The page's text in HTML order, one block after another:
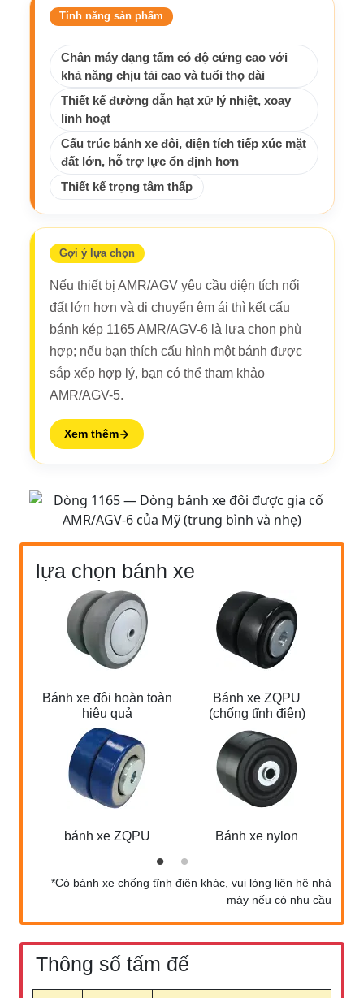
Tính năng sản phẩm
Chân máy dạng tấm có độ cứng cao với
khả năng chịu tải cao và tuổi thọ dài
Thiết kế đường dẫn hạt xử lý nhiệt, xoay
linh hoạt
Cấu trúc bánh xe đôi, diện tích tiếp xúc mặt
đất lớn, hỗ trợ lực ổn định hơn
Thiết kế trọng tâm thấp
Gợi ý lựa chọn
Nếu thiết bị AMR/AGV yêu cầu diện tích nối
đất lớn hơn và di chuyển êm ái thì kết cấu
bánh kép 1165 AMR/AGV-6 là lựa chọn phù
hợp; nếu bạn thích cấu hình một bánh được
sắp xếp hợp lý, bạn có thể tham khảo
AMR/AGV-5.
Xem thêm
lựa chọn bánh xe
Bánh xe đôi hoàn toàn
hiệu quả
bánh xe ZQPU
Bánh xe ZQPU
(chống tĩnh điện)
Bánh xe nylon
*Có bánh xe chống tĩnh điện khác, vui lòng liên hệ nhà
máy nếu có nhu cầu
Thông số tấm đế